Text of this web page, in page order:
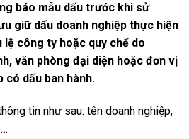
báo mẫu dấu trước khi sử
giữ dấu doanh nghiệp thực hiện
công ty hoặc quy chế do
văn phòng đại diện hoặc đơn vị
có dấu ban hành.
tin như sau: tên doanh nghiệp,